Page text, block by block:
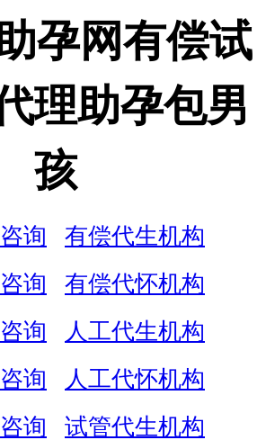
孕网有偿试
理助孕包男
孩
询
有偿代生机构
询
有偿代怀机构
询
人工代生机构
询
人工代怀机构
询
试管代生机构